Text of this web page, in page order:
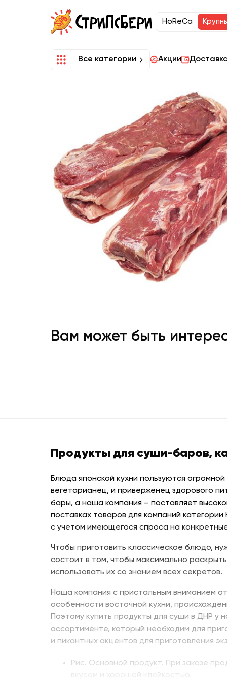
HoReCa
Все категории Акции
Вам может быть
Продукты для суши-баров,
Блюда японской кухни пользуются
вегетарианец, и приверженец здорового
бары, а наша компания – поставляет
поставках товаров для компаний
с учетом имеющегося спроса на
Чтобы приготовить классическое блюдо,
состоит в том, чтобы максимально
использовать их со знанием всех секретов.
Наша компания с пристальным вниманием
особенности восточной кухни,
Поэтому купить продукты для суши в ДНР у
ассортименте, который необходим для
и пикантных акцентов для приготовления
Рис. Основной продукт. При заказе